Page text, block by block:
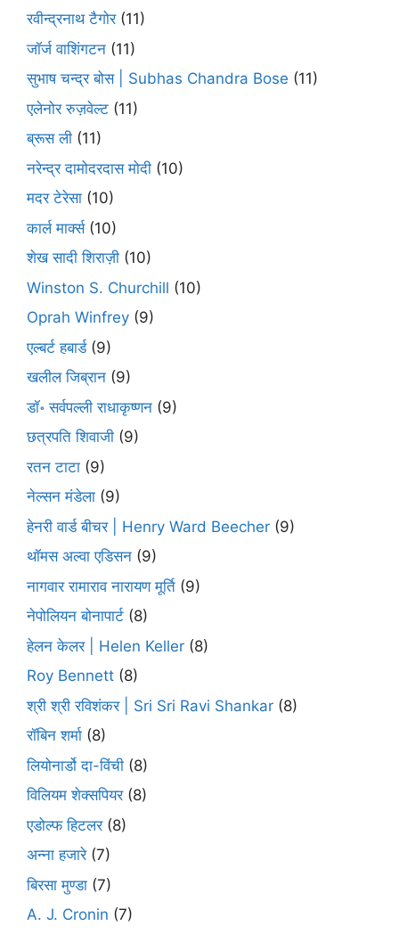
रवीन्द्रनाथ टैगोर(11)
जॉर्ज वाशिंगटन (11)
सुभाष चन्द्र बोस | Subhas Chandra Bose (11)
एलेनोर रुज़वेल्ट (11)
ब्रूस ली (11)
नरेन्द्र दामोदरदास मोदी (10)
मदर टेरेसा (10)
कार्ल मार्क्स(10)
शेख सादी शिराज़ी (10)
Winston S. Churchill (10)
Oprah Winfrey (9)
एल्बर्ट हबार्ड(9)
खलील जिब्रान (9)
डॉ॰ सर्वपल्ली राधाकृष्णन (9)
छत्रपति शिवाजी (9)
रतन टाटा (9)
नेल्सन मंडेला (9)
हेनरी वार्ड बीचर | Henry Ward Beecher (9)
थॉमस अल्वा एडिसन (9)
नागवार रामाराव नारायण मूर्ति (9)
नेपोलियन बोनापार्ट (8)
हेलन केलर | Helen Keller (8)
Roy Bennett (8)
श्री श्री रविशंकर | Sri Sri Ravi Shankar (8)
रॉबिन शर्मा (8)
लियोनार्डो दा-विंची (8)
विलियम शेक्सपियर(8)
एडोल्फ हिटलर(8)
अन्ना हजारे(7)
बिरसा मुण्डा (7)
A. J. Cronin (7)